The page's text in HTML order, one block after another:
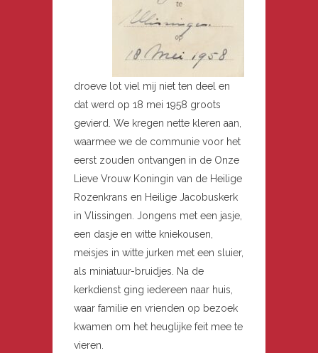
droeve lot viel mij niet ten deel en
dat werd op 18 mei 1958 groots
gevierd. We kregen nette kleren aan,
waarmee we de communie voor het
eerst zouden ontvangen in de Onze
Lieve Vrouw Koningin van de Heilige
Rozenkrans en Heilige Jacobuskerk
in Vlissingen. Jongens met een jasje,
een dasje en witte kniekousen,
meisjes in witte jurken met een sluier,
als miniatuur-bruidjes. Na de
kerkdienst ging iedereen naar huis,
waar familie en vrienden op bezoek
kwamen om het heuglijke feit mee te
vieren.